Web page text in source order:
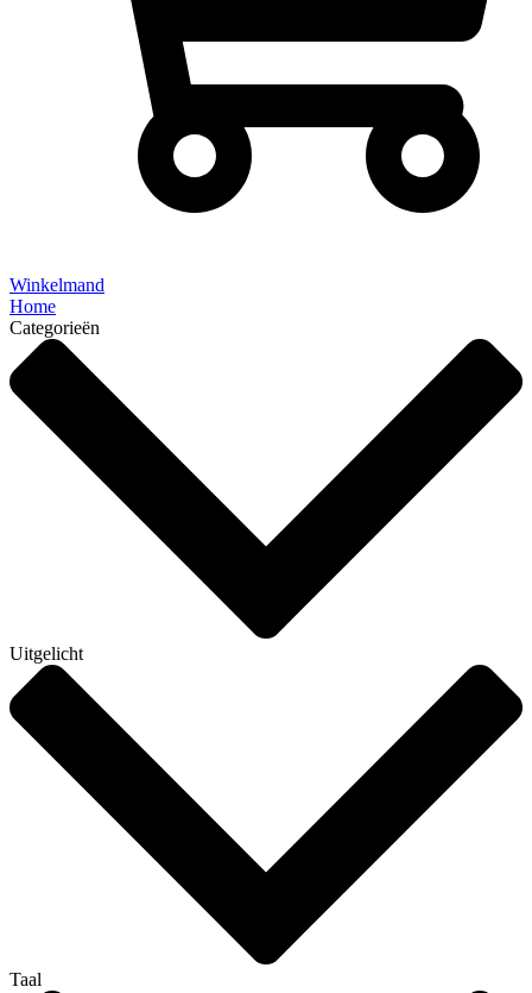
Winkelmand
Home
Categorieën
Uitgelicht
Taal